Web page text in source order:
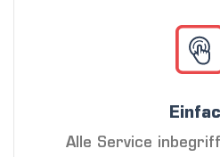
Alle Service